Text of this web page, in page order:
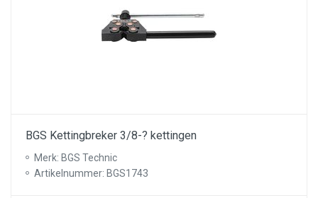
BGS Kettingbreker 3/8-? kettingen
Merk: BGS Technic
Artikelnummer: BGS1743